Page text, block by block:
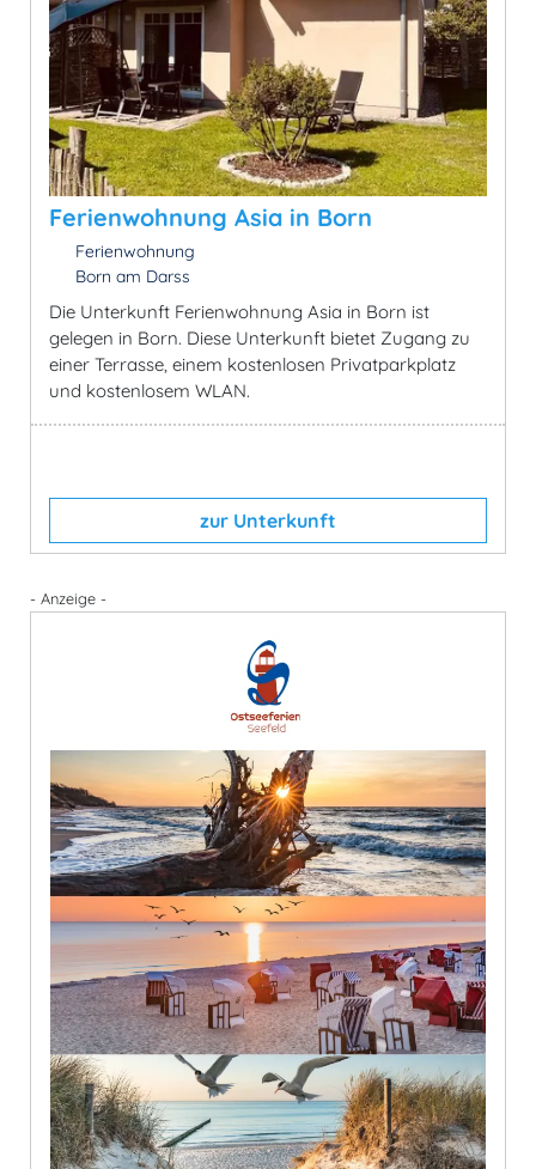
Ferienwohnung Asia in Born
Ferienwohnung
Born am Darss
Die Unterkunft Ferienwohnung Asia in Born ist
gelegen in Born. Diese Unterkunft bietet Zugang zu
einer Terrasse, einem kostenlosen Privatparkplatz
und kostenlosem WLAN.
zur Unterkunft
- Anzeige -